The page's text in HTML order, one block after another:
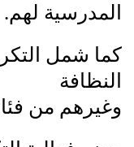
المدرسية لهم.
كما شمل
النظافة
وغيرهم من